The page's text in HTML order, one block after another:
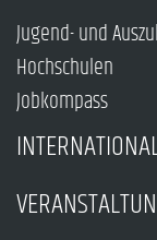
Jugend- und
Hochschulen
Jobkompass